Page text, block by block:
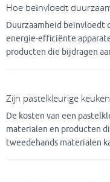
Hoe beïnvloedt
Duurzaamheid beïnvloedt
energie-efficiënte
producten die bijdragen
Zijn pastelkleurige
De kosten van een
materialen en producten
tweedehands materialen